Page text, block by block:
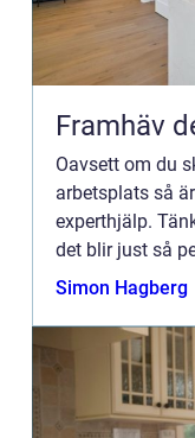
Framhäv
Oavsett om du
arbetsplats så
experthjälp.
det blir just så
drömma om.
Simon Hagberg